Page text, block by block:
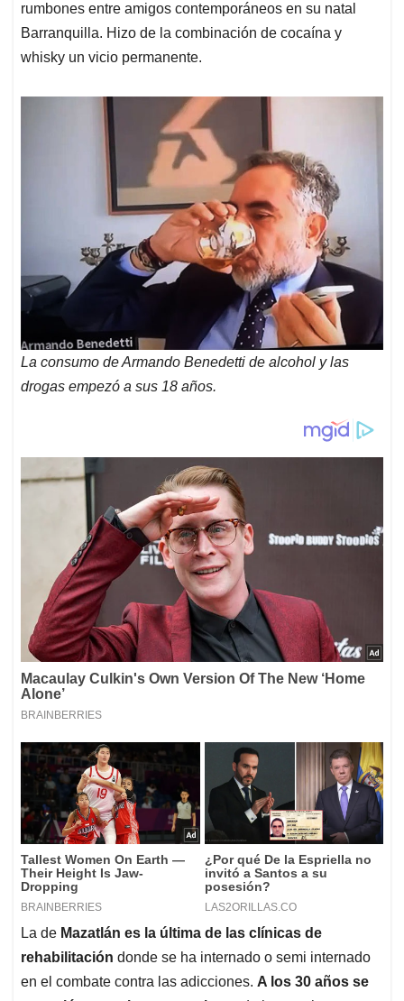
rumbones entre amigos contemporáneos en su natal
Barranquilla. Hizo de la combinación de cocaína y
whisky un vicio permanente.
La consumo de Armando Benedetti de alcohol y las
drogas empezó a sus 18 años.
La de Mazatlán es la última de las clínicas de
rehabilitación donde se ha internado o semi internado
en el combate contra las adicciones. A los 30 años se